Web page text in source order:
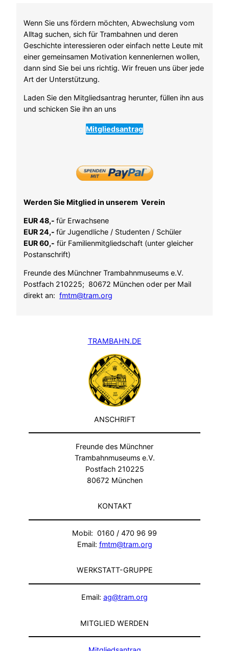
Wenn Sie uns fördern möchten, Abwechslung vom
Alltag suchen, sich für Trambahnen und deren
Geschichte interessieren oder einfach nette Leute mit
einer gemeinsamen Motivation kennenlernen wollen,
dann sind Sie bei uns richtig. Wir freuen uns über jede
Art der Unterstützung.
Laden Sie den Mitgliedsantrag herunter, füllen ihn aus
und schicken Sie ihn an uns
Mitgliedsantrag
Werden Sie Mitglied in unserem Verein
EUR 48,- für Erwachsene
EUR 24,- für Jugendliche / Studenten / Schüler
EUR 60,- für Familienmitgliedschaft (unter gleicher
Postanschrift)
Freunde des Münchner Trambahnmuseums e.V.
Postfach 210225; 80672 München oder per Mail
direkt an: fmtm@tram.org
TRAMBAHN.DE
ANSCHRIFT
Freunde des Münchner
Trambahnmuseums e.V.
Postfach 210225
80672 München
KONTAKT
Mobil: 0160 / 470 96 99
Email: fmtm@tram.org
WERKSTATT-GRUPPE
Email: ag@tram.org
MITGLIED WERDEN